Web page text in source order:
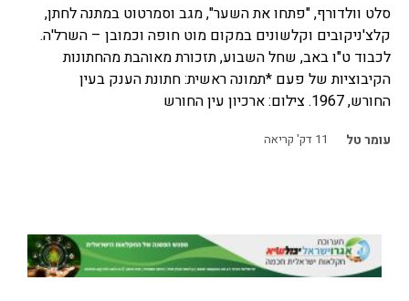
סלט וולדורף, "פתחו את השער", מגב וסמרטוט במתנה לחתן,
קלצ'ניקובים וקלשונים במקום מוט חופה וכמובן – השרל'ה.
לכבוד ט"ו באב, שחל השבוע, תזכורת מאוהבת מהחתונות
הקיבוציות של פעם *תמונה ראשית: חתונת הענק בעין
החורש, 1967. צילום: ארכיון עין החורש
עומר טל 11 דק' קריאה